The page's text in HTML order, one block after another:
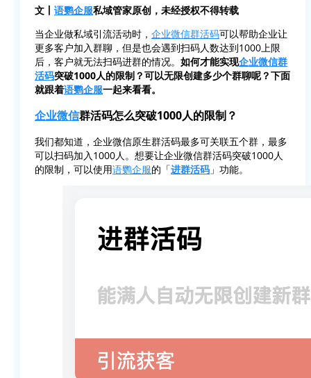
文丨 语鹦企服私域管家原创，未经授权不得转载
当企业做私域引流活动时， 企业微信群活码可以帮助企业让
更多客户加入群聊，但是也会遇到扫码人数达到1000上限
后，客户就无法扫码进群的情况。 如何才能实现企业微信群
活码突破1000人的限制？可以无限创建多少个群聊呢？下面
就跟着语鹦企服一起来看看。
企业微信群活码怎么突破1000人的限制？
我们都知道，企业微信原生群活码最多可关联五个群，最多
可以扫码加入1000人。想要让企业微信群活码突破1000人
的限制，可以使用语鹦企服的「进群活码 」功能。